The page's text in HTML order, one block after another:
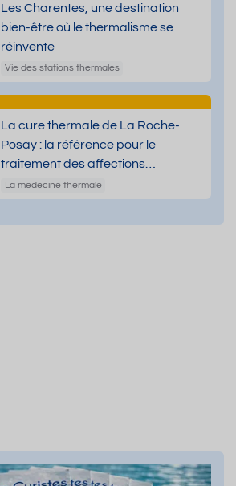
Les Charentes, une destination
bien-être où le thermalisme se
réinvente
Vie des stations thermales
La cure thermale de La Roche-
Posay : la référence pour le
traitement des affections
dermatologiques
La médecine thermale